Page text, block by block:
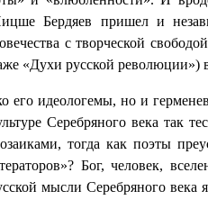
Бердяев пришел и
с творческой
«Духи русской революции»)
идеологемы, но и
Серебряного века так
тогда как поэты
Бог, человек,
мысли Серебряного века